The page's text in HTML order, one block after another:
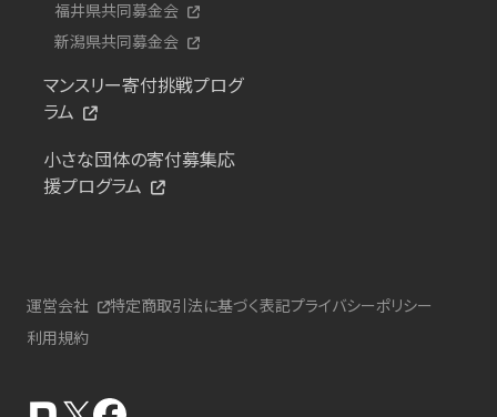
福井県共同募金会
新潟県共同募金会
マンスリー寄付挑戦プログ
ラム
小さな団体の寄付募集応
援プログラム
運営会社 特定商取引法に基づく表記プライバシーポリシー
利用規約